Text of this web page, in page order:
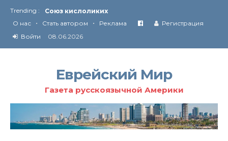
Trending :
Союз кислоликих
Соглашение США с Ираном
О нас • Стать автором • Реклама
Регистрация
Войти
08.06.2026
Еврейский Мир
Газета русскоязычной Америки